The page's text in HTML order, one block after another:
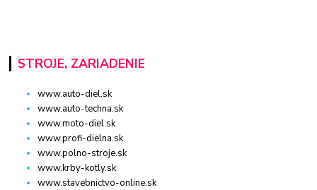
STROJE, ZARIADENIE
www.auto-diel.sk
www.auto-techna.sk
www.moto-diel.sk
www.profi-dielna.sk
www.polno-stroje.sk
www.krby-kotly.sk
www.stavebnictvo-online.sk